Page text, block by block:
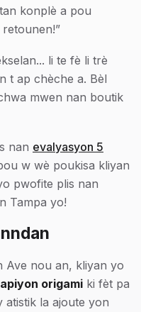
konplè a pou
li te fè li trè
t ap chèche a. Bèl
mwen nan boutik
nan evalyasyon 5
w wè poukisa kliyan
pwofite plis nan
Tampa yo!
Ave nou an, kliyan yo
origami ki fèt pa
atistik la ajoute yon